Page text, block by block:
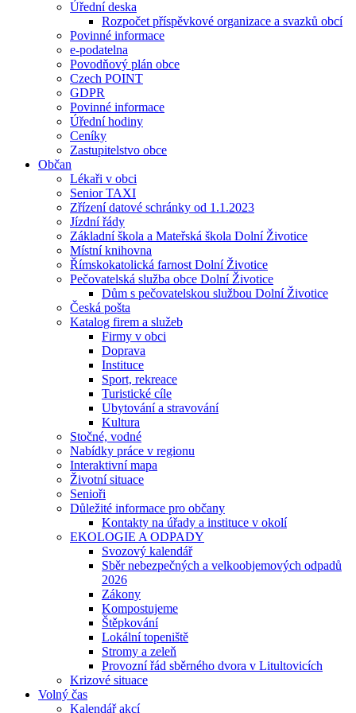
Úřední deska
Rozpočet příspěvkové organizace a svazků obcí
Povinné informace
e-podatelna
Povodňový plán obce
Czech POINT
GDPR
Povinné informace
Úřední hodiny
Ceníky
Zastupitelstvo obce
Občan
Lékaři v obci
Senior TAXI
Zřízení datové schránky od 1.1.2023
Jízdní řády
Základní škola a Mateřská škola Dolní Životice
Místní knihovna
Římskokatolická farnost Dolní Životice
Pečovatelská služba obce Dolní Životice
Dům s pečovatelskou službou Dolní Životice
Česká pošta
Katalog firem a služeb
Firmy v obci
Doprava
Instituce
Sport, rekreace
Turistické cíle
Ubytování a stravování
Kultura
Stočné, vodné
Nabídky práce v regionu
Interaktivní mapa
Životní situace
Senioři
Důležité informace pro občany
Kontakty na úřady a instituce v okolí
EKOLOGIE A ODPADY
Svozový kalendář
Sběr nebezpečných a velkoobjemových odpadů
2026
Zákony
Kompostujeme
Štěpkování
Lokální topeniště
Stromy a zeleň
Provozní řád sběrného dvora v Litultovicích
Krizové situace
Volný čas
Kalendář akcí